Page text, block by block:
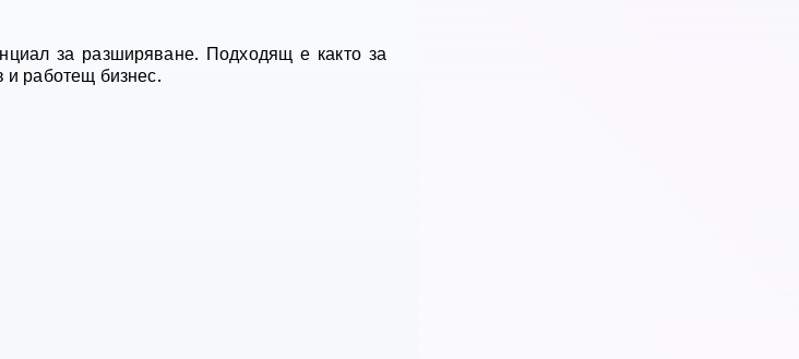
за разширяване. Подходящ е както за
и работещ бизнес.